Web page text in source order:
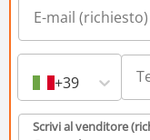
+39
Scrivi al venditore